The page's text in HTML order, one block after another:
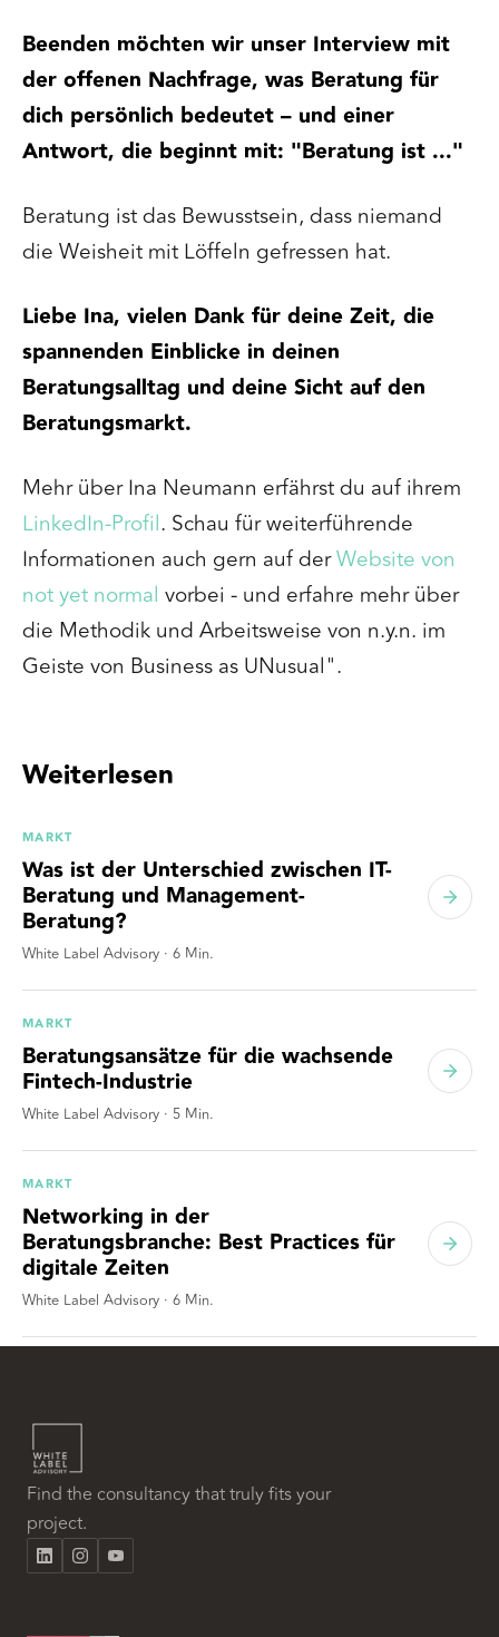
Beenden möchten wir unser Interview mit
der offenen Nachfrage, was Beratung für
dich persönlich bedeutet – und einer
Antwort, die beginnt mit: "Beratung ist ..."
Beratung ist das Bewusstsein, dass niemand
die Weisheit mit Löffeln gefressen hat.
Liebe Ina, vielen Dank für deine Zeit, die
spannenden Einblicke in deinen
Beratungsalltag und deine Sicht auf den
Beratungsmarkt.
Mehr über Ina Neumann erfährst du auf ihrem
LinkedIn-Profil. Schau für weiterführende
Informationen auch gern auf derWebsite von
not yet normal vorbei - und erfahre mehr über
die Methodik und Arbeitsweise von n.y.n. im
Geiste von Business as UNusual".
Weiterlesen
MARKT
Was ist der Unterschied zwischen IT-
Beratung und Management-
Beratung?
White Label Advisory · 6 Min.
MARKT
Beratungsansätze für die wachsende
Fintech-Industrie
White Label Advisory · 5 Min.
MARKT
Networking in der
Beratungsbranche: Best Practices für
digitale Zeiten
White Label Advisory · 6 Min.
Find the consultancy that truly fits your
project.